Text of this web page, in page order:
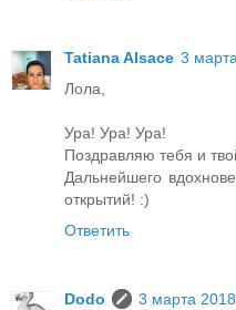
Tatiana Alsace 3
Лола,
Ура! Ура! Ура!
Поздравляю тебя и
Дальнейшего
открытий! :)
Ответить
Dodo
3 марта 2018